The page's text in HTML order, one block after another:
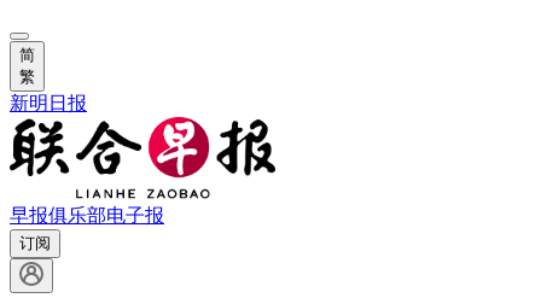
简
繁
新明日报
早报俱乐部电子报
订阅